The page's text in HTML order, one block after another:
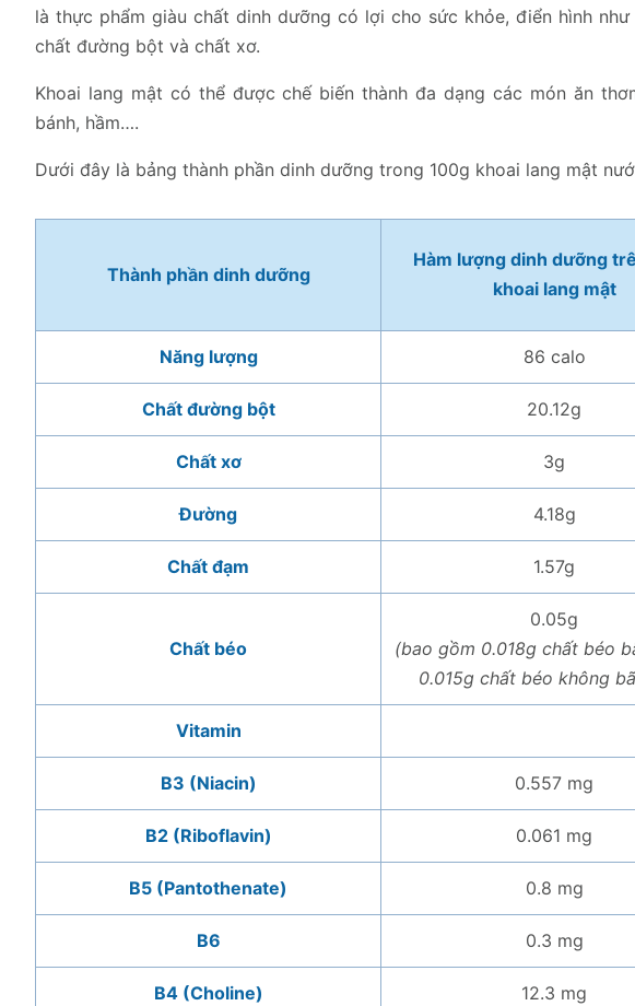
là thực phẩm giàu chất dinh dưỡng có lợi cho sức khỏe, điển hình
chất đường bột và chất xơ.
Khoai lang mật có thể được chế biến thành đa dạng các món ăn
bánh, hầm….
Dưới đây là bảng thành phần dinh dưỡng trong 100g khoai lang mật
Thành phần dinh dưỡng
Hàm lượng dinh dưỡng
khoai lang mật
Năng lượng 86 calo
Chất đường bột 20.12g
Chất xơ 3g
Đường 4.18g
Chất đạm 1.57g
Chất béo
0.05g
(bao gồm 0.018g chất béo
0.015g chất béo không
Vitamin
B3 (Niacin) 0.557 mg
B2 (Riboflavin) 0.061 mg
B5 (Pantothenate) 0.8 mg
B6 0.3 mg
B4 (Choline) 12.3 mg